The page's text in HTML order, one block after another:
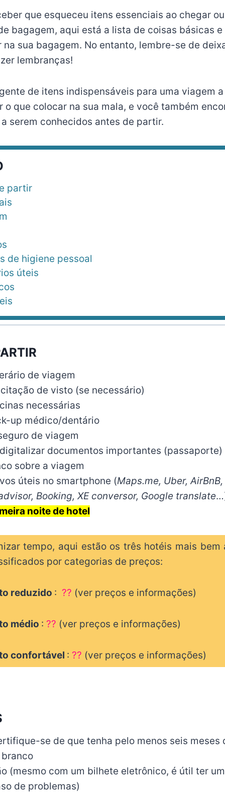
que esqueceu itens essenciais ao chegar
bagagem, aqui está a lista de coisas básicas
sua bagagem. No entanto, lembre-se de
lembranças!
de itens indispensáveis para uma viagem
o que colocar na sua mala, e você também
serem conhecidos antes de partir.
partir
de higiene pessoal
úteis
de viagem
de visto (se necessário)
necessárias
up médico/dentário
de viagem
documentos importantes (passaporte)
sobre a viagem
úteis no smartphone (Maps.me, Uber,
Booking, XE conversor, Google translate
noite de hotel
tempo, aqui estão os três hotéis mais bem
por categorias de preços:
reduzido : ?? (ver preços e informações)
médio : ?? (ver preços e informações)
confortável : ?? (ver preços e informações)
se de que tenha pelo menos seis meses
(mesmo com um bilhete eletrônico, é útil ter
de problemas)